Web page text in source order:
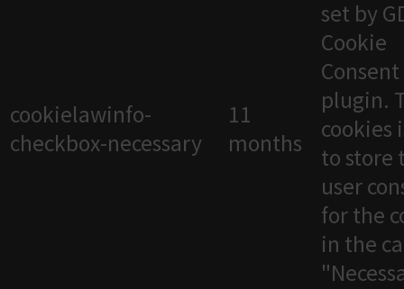
cookielawinfo-
checkbox-necessary
11
months
set by
Cookie
Consent
plugin.
cookies
to store
user
for the
in the